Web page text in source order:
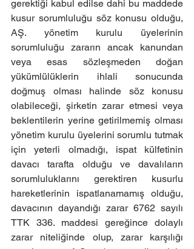
gerektiği kabul edilse dahi bu maddede
kusur sorumluluğu söz konusu olduğu,
AŞ. yönetim kurulu üyelerinin
sorumluluğu zararın ancak kanundan
veya esas sözleşmeden doğan
yükümlülüklerin ihlali sonucunda
doğmuş olması halinde söz konusu
olabileceği, şirketin zarar etmesi veya
beklentilerin yerine getirilmemiş olması
yönetim kurulu üyelerini sorumlu tutmak
için yeterli olmadığı, ispat külfetinin
davacı tarafta olduğu ve davalıların
sorumluluklarını gerektiren kusurlu
hareketlerinin ispatlanamamış olduğu,
davacının dayandığı zarar 6762 sayılı
TTK 336. maddesi gereğince dolaylı
zarar niteliğinde olup, zarar karşılığı